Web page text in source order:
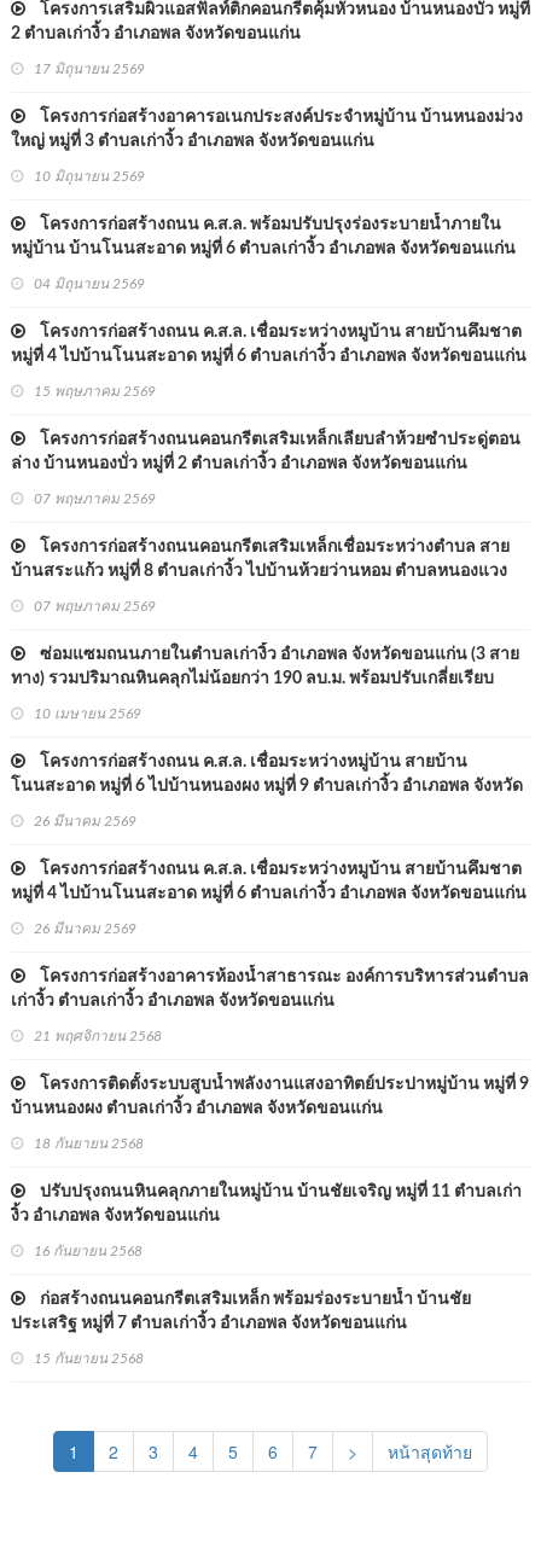
โครงการเสริมผิวแอสฟัลท์ติกคอนกรีตคุ้มหัวหนอง บ้านหนองบั่ว หมู่ที่
2 ตำบลเก่างิ้ว อำเภอพล จังหวัดขอนแก่น
17 มิถุนายน 2569
โครงการก่อสร้างอาคารอเนกประสงค์ประจำหมู่บ้าน บ้านหนองม่วง
ใหญ่ หมู่ที่ 3 ตำบลเก่างิ้ว อำเภอพล จังหวัดขอนแก่น
10 มิถุนายน 2569
โครงการก่อสร้างถนน ค.ส.ล. พร้อมปรับปรุงร่องระบายน้ำภายใน
หมู่บ้าน บ้านโนนสะอาด หมู่ที่ 6 ตำบลเก่างิ้ว อำเภอพล จังหวัดขอนแก่น
04 มิถุนายน 2569
โครงการก่อสร้างถนน ค.ส.ล. เชื่อมระหว่างหมูบ้าน สายบ้านคึมชาต
หมู่ที่ 4 ไปบ้านโนนสะอาด หมู่ที่ 6 ตำบลเก่างิ้ว อำเภอพล จังหวัดขอนแก่น
15 พฤษภาคม 2569
โครงการก่อสร้างถนนคอนกรีตเสริมเหล็กเลียบลำห้วยซำประดู่ตอน
ล่าง บ้านหนองบั่ว หมู่ที่ 2 ตำบลเก่างิ้ว อำเภอพล จังหวัดขอนแก่น
07 พฤษภาคม 2569
โครงการก่อสร้างถนนคอนกรีตเสริมเหล็กเชื่อมระหว่างตำบล สาย
บ้านสระแก้ว หมู่ที่ 8 ตำบลเก่างิ้ว ไปบ้านห้วยว่านหอม ตำบลหนองแวง
07 พฤษภาคม 2569
ซ่อมแซมถนนภายในตำบลเก่างิ้ว อำเภอพล จังหวัดขอนแก่น (3 สาย
ทาง) รวมปริมาณหินคลุกไม่น้อยกว่า 190 ลบ.ม. พร้อมปรับเกลี่ยเรียบ
10 เมษายน 2569
โครงการก่อสร้างถนน ค.ส.ล. เชื่อมระหว่างหมู่บ้าน สายบ้าน
โนนสะอาด หมู่ที่ 6 ไปบ้านหนองผง หมู่ที่ 9 ตำบลเก่างิ้ว อำเภอพล จังหวัด
ขอนแก่น
26 มีนาคม 2569
โครงการก่อสร้างถนน ค.ส.ล. เชื่อมระหว่างหมูบ้าน สายบ้านคึมชาต
หมู่ที่ 4 ไปบ้านโนนสะอาด หมู่ที่ 6 ตำบลเก่างิ้ว อำเภอพล จังหวัดขอนแก่น
26 มีนาคม 2569
โครงการก่อสร้างอาคารห้องน้ำสาธารณะ องค์การบริหารส่วนตำบล
เก่างิ้ว ตำบลเก่างิ้ว อำเภอพล จังหวัดขอนแก่น
21 พฤศจิกายน 2568
โครงการติดตั้งระบบสูบน้ำพลังงานแสงอาทิตย์ประปาหมู่บ้าน หมู่ที่ 9
บ้านหนองผง ตำบลเก่างิ้ว อำเภอพล จังหวัดขอนแก่น
18 กันยายน 2568
ปรับปรุงถนนหินคลุกภายในหมู่บ้าน บ้านชัยเจริญ หมู่ที่ 11 ตำบลเก่า
งิ้ว อำเภอพล จังหวัดขอนแก่น
16 กันยายน 2568
ก่อสร้างถนนคอนกรีตเสริมเหล็ก พร้อมร่องระบายน้ำ บ้านชัย
ประเสริฐ หมู่ที่ 7 ตำบลเก่างิ้ว อำเภอพล จังหวัดขอนแก่น
15 กันยายน 2568
1 (current)
2 3 4 5 6 7 > หน้าสุดท้าย